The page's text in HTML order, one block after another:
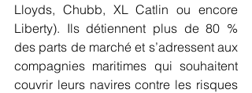
Lloyds, Chubb, XL Catlin ou encore
Liberty). Ils détiennent plus de 80 %
des parts de marché et s’adressent aux
compagnies maritimes qui souhaitent
couvrir leurs navires contre les risques